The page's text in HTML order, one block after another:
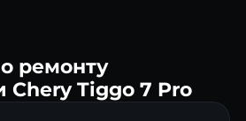
ремонту
Chery Tiggo 7 Pro